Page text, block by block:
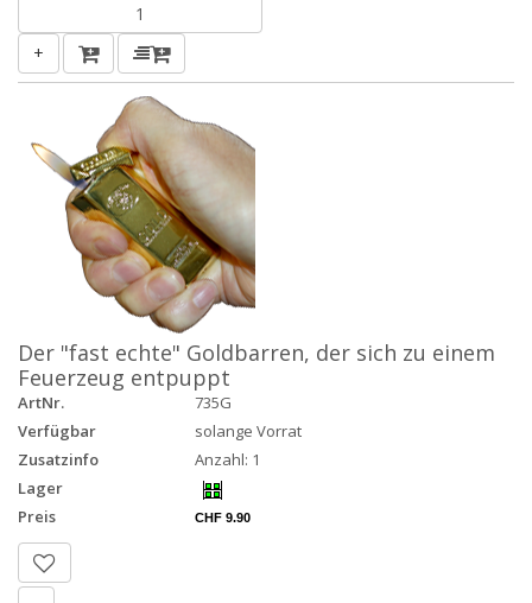
+
Der "fast echte" Goldbarren, der sich zu einem
Feuerzeug entpuppt
ArtNr.
735G
Verfügbar
solange Vorrat
Zusatzinfo
Anzahl: 1
Lager
Preis
CHF 9.90